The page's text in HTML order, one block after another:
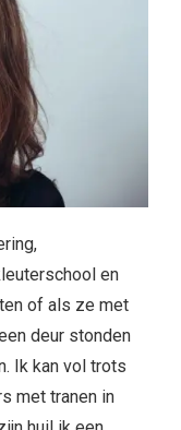
en
of als ze met
deur stonden
Ik kan vol trots
met tranen in